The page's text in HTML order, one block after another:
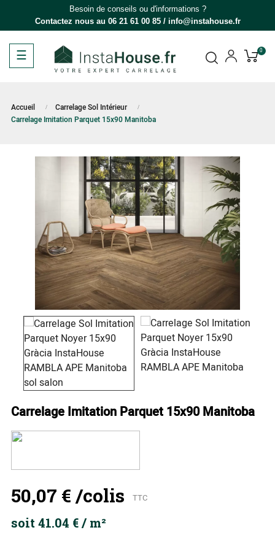
Besoin de conseils ou d'informations ?
Contactez nous au 06 21 61 00 85/ info@instahouse.fr
Basculer
la
☰ 0
Accueil
Carrelage Sol Intérieur
Carrelage Imitation Parquet 15x90 Manitoba
Carrelage Imitation Parquet 15x90 Manitoba
50,07 € /colis TTC
soit 41.04 € / m²